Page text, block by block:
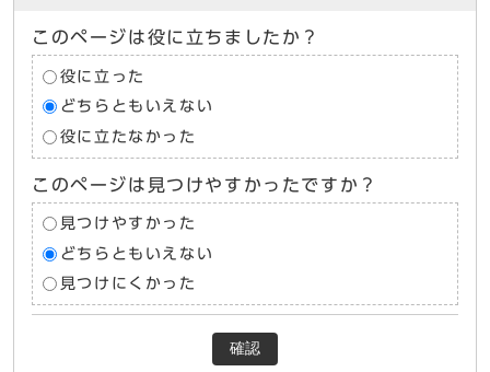
このページは役に立ちましたか？
役に立った
どちらともいえない
役に立たなかった
このページは見つけやすかったですか？
見つけやすかった
どちらともいえない
見つけにくかった
確認